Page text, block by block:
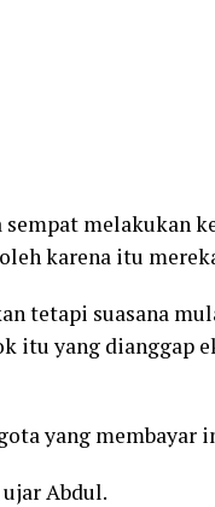
melakukan
karena itu
tetapi suasana
itu yang dianggap
yang membayar
Abdul.